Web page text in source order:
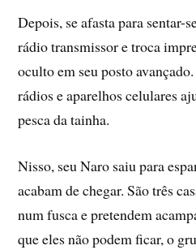
Depois, se afasta para sentar-
rádio transmissor e troca
oculto em seu posto
rádios e aparelhos celulares
pesca da tainha.
Nisso, seu Naro saiu para
acabam de chegar. São três
num fusca e pretendem
que eles não podem ficar, o